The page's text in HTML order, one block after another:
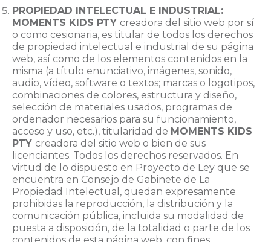
PROPIEDAD INTELECTUAL E INDUSTRIAL:
MOMENTS KIDS PTY creadora del sitio web por sí
o como cesionaria, es titular de todos los derechos
de propiedad intelectual e industrial de su página
web, así como de los elementos contenidos en la
misma (a título enunciativo, imágenes, sonido,
audio, vídeo, software o textos; marcas o logotipos,
combinaciones de colores, estructura y diseño,
selección de materiales usados, programas de
ordenador necesarios para su funcionamiento,
acceso y uso, etc.), titularidad de MOMENTS KIDS
PTY creadora del sitio web o bien de sus
licenciantes. Todos los derechos reservados. En
virtud de lo dispuesto en Proyecto de Ley que se
encuentra en Consejo de Gabinete de La
Propiedad Intelectual, quedan expresamente
prohibidas la reproducción, la distribución y la
comunicación pública, incluida su modalidad de
puesta a disposición, de la totalidad o parte de los